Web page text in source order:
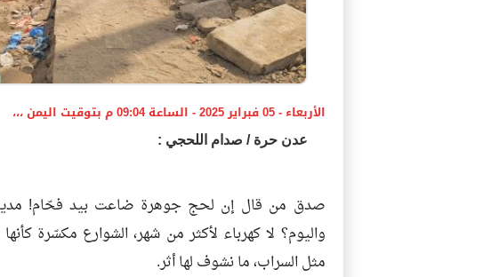
الأربعاء - 05 فبراير 2025 - الساعة 09:04 م بتوقيت اليمن ،،،
عدن حرة / صدام اللحجي :
صدق من قال إن لحج جوهرة ضاعت بيد فحّام!
واليوم؟ لا كهرباء لأكثر من شهر، الشوارع مكسّرة
مثل السراب، ما نشوف لها أثر.